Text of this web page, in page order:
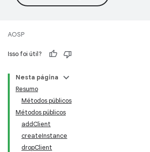
AOSP
Isso foi útil?
Nesta página
Resumo
Métodos públicos
Métodos públicos
addClient
createInstance
dropClient